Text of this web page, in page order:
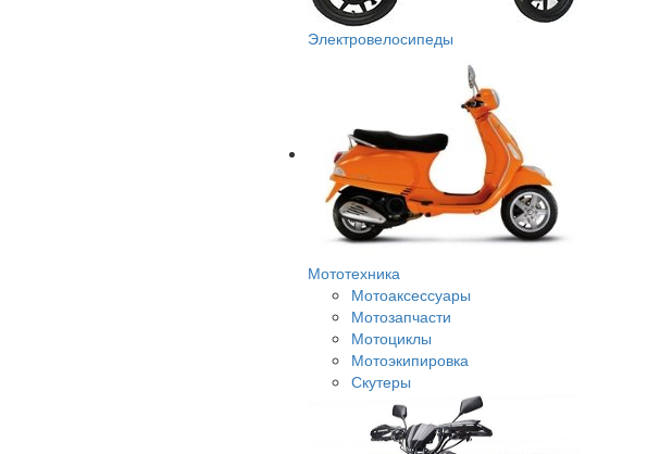
Электровелосипеды
Мототехника
Мотоаксессуары
Мотозапчасти
Мотоциклы
Мотоэкипировка
Скутеры